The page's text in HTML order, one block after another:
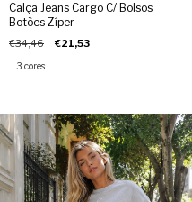
Calça Jeans Cargo C/ Bolsos
Botões Zíper
€34,46 €21,53
3 cores